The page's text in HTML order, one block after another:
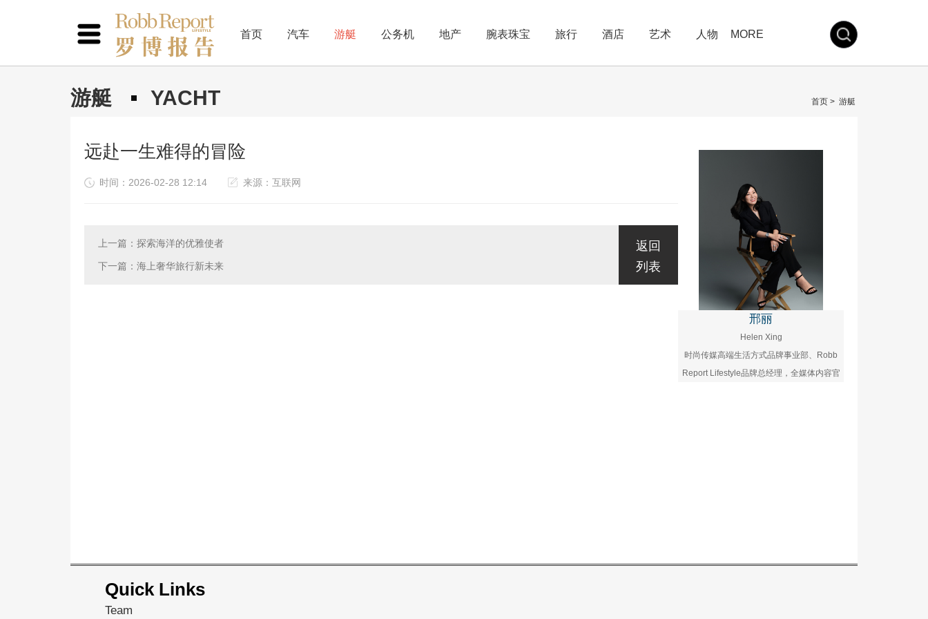
首页 汽车 游艇 公务机 地产 腕表珠宝 旅行 酒店 艺术 人物 MORE
游艇 YACHT 首页 > 游艇
邢丽
Helen Xing
时尚传媒高端生活方式品牌事业部、Robb
Report Lifestyle品牌总经理，全媒体内容官
远赴一生难得的冒险
时间：2026-02-28 12:14 来源：互联网
上一篇：探索海洋的优雅使者
下一篇：海上奢华旅行新未来
返回
列表
Quick Links
Team